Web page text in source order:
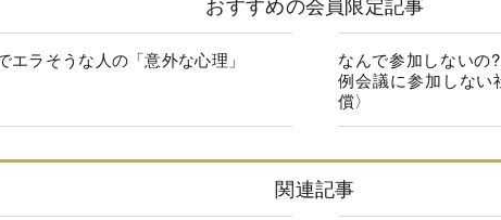
エラそうな人の「意外な心理」
なんで参加しないの
例会議に参加しない
償〉
関連記事